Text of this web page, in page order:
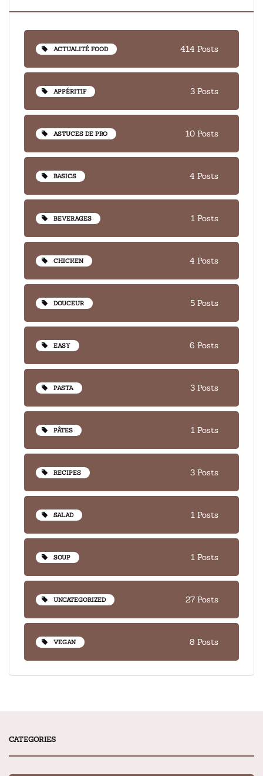
ACTUALITÉ FOOD 414 Posts
APPÉRITIF 3 Posts
ASTUCES DE PRO 10 Posts
BASICS 4 Posts
BEVERAGES 1 Posts
CHICKEN 4 Posts
DOUCEUR 5 Posts
EASY 6 Posts
PASTA 3 Posts
PÂTES 1 Posts
RECIPES 3 Posts
SALAD 1 Posts
SOUP 1 Posts
UNCATEGORIZED 27 Posts
VEGAN 8 Posts
CATEGORIES